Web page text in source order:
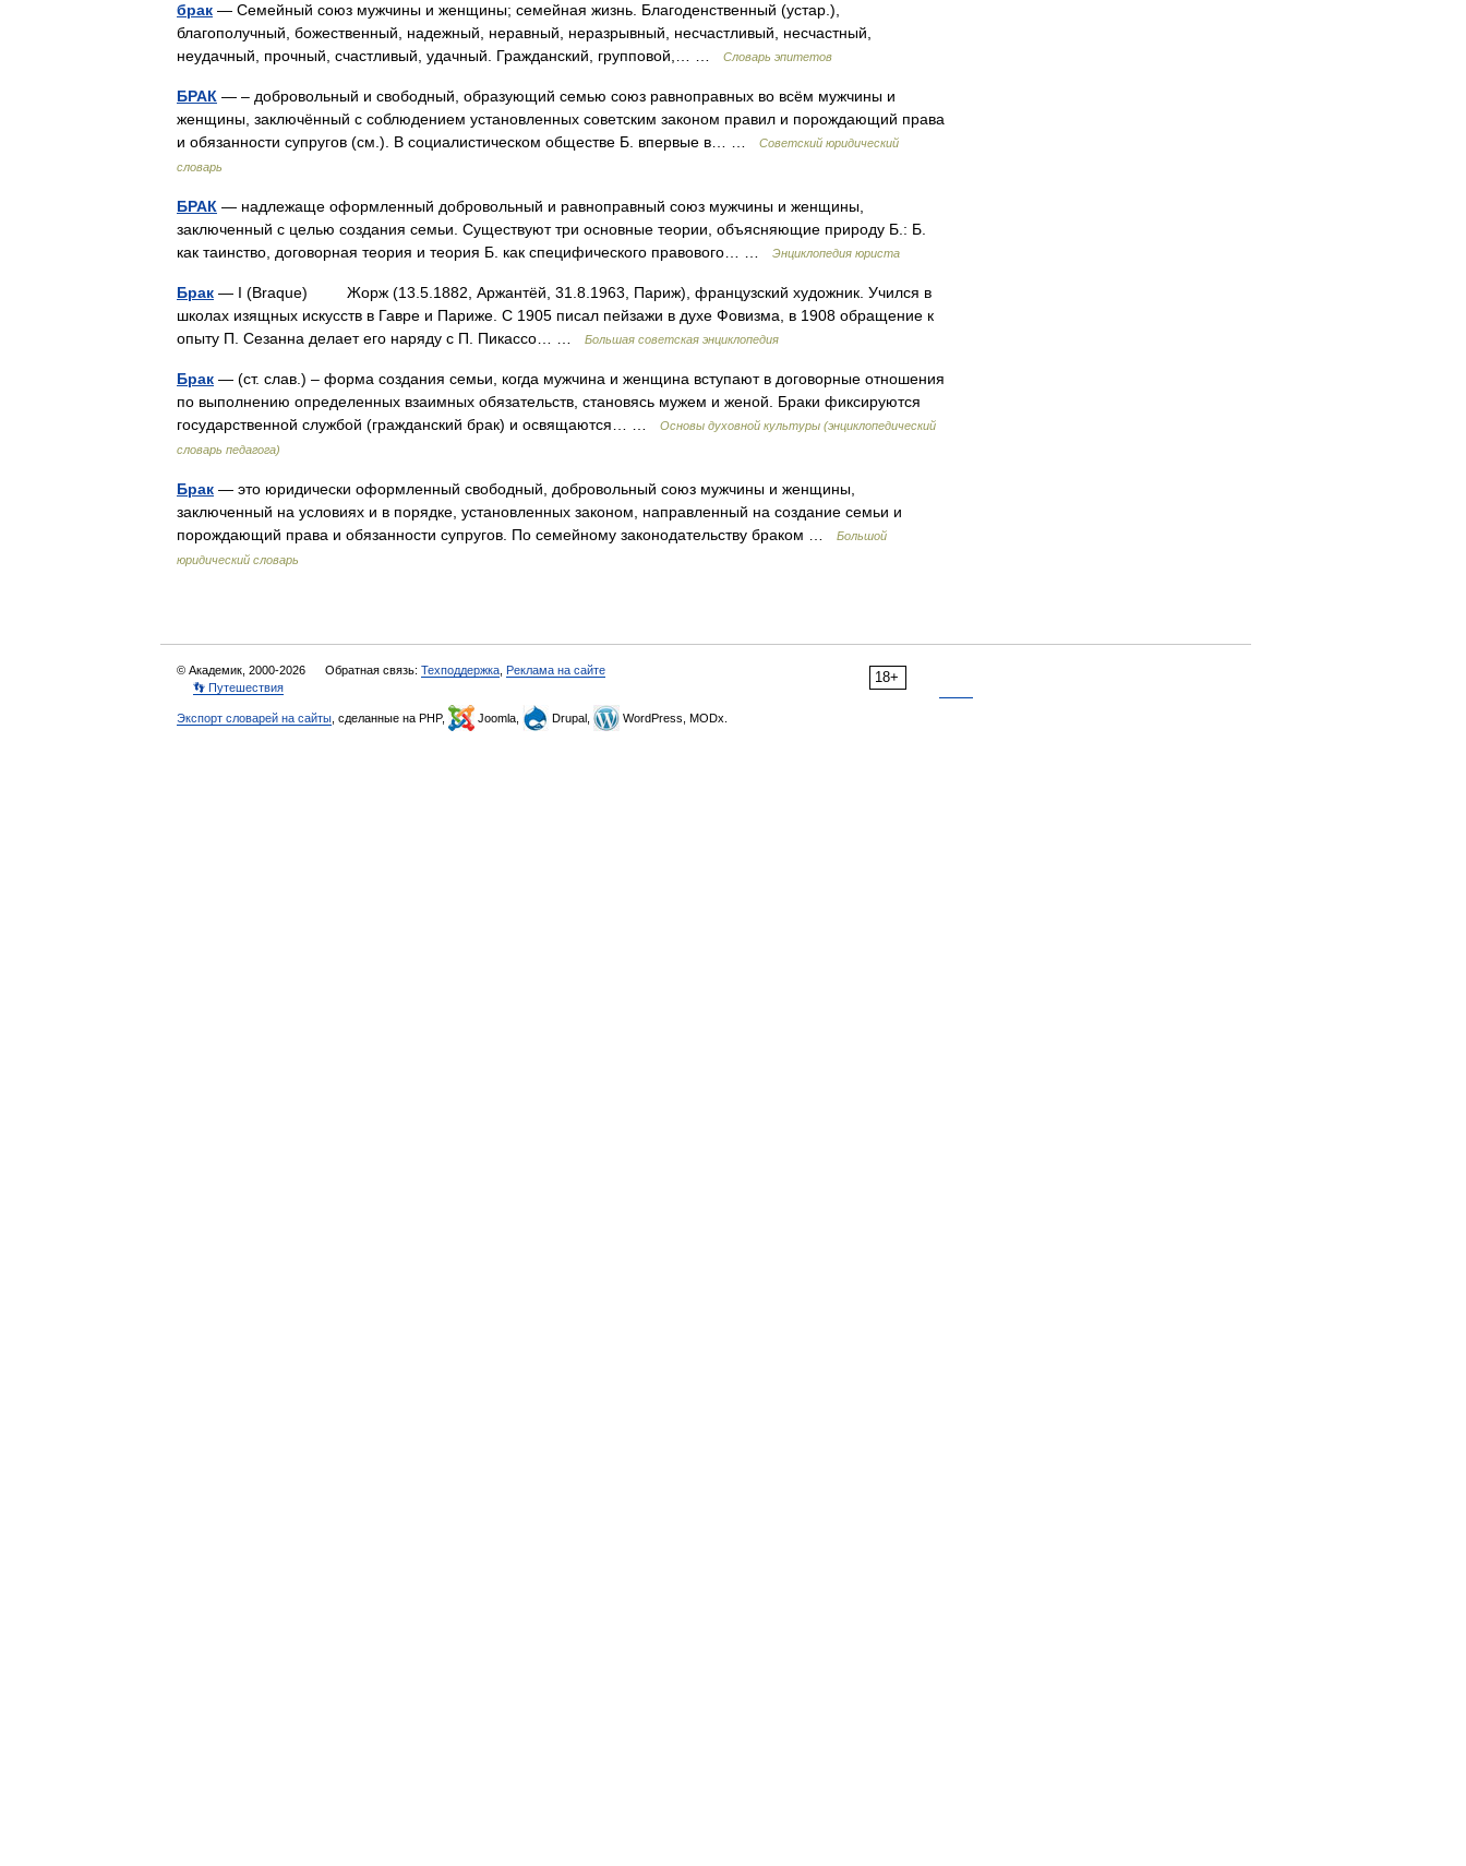
брак — Семейный союз мужчины и женщины; семейная жизнь. Благоденственный (устар.),
благополучный, божественный, надежный, неравный, неразрывный, несчастливый, несчастный,
неудачный, прочный, счастливый, удачный. Гражданский, групповой,… …
Словарь эпитетов
БРАК — – добровольный и свободный, образующий семью союз равноправных во всём мужчины и
женщины, заключённый с соблюдением установленных советским законом правил и порождающий права
и обязанности супругов (см.). В социалистическом обществе Б. впервые в… …
Советский юридический
словарь
БРАК — надлежаще оформленный добровольный и равноправный союз мужчины и женщины,
заключенный с целью создания семьи. Существуют три основные теории, объясняющие природу Б.: Б.
как таинство, договорная теория и теория Б. как специфического правового… …
Энциклопедия юриста
Брак — I (Braque) Жорж (13.5.1882, Аржантёй, 31.8.1963, Париж), французский художник. Учился в
школах изящных искусств в Гавре и Париже. С 1905 писал пейзажи в духе Фовизма, в 1908 обращение к
опыту П. Сезанна делает его наряду с П. Пикассо… …
Большая советская энциклопедия
Брак — (ст. слав.) – форма создания семьи, когда мужчина и женщина вступают в договорные отношения
по выполнению определенных взаимных обязательств, становясь мужем и женой. Браки фиксируются
государственной службой (гражданский брак) и освящаются… …
Основы духовной культуры (энциклопедический
словарь педагога)
Брак — это юридически оформленный свободный, добровольный союз мужчины и женщины,
заключенный на условиях и в порядке, установленных законом, направленный на создание семьи и
порождающий права и обязанности супругов. По семейному законодательству браком …
Большой
юридический словарь
18+
© Академик, 2000-2026 Обратная связь: Техподдержка Реклама на сайте
👣 Путешествия
Экспорт словарей на сайты , сделанные на PHP, Joomla, Drupal, WordPress, MODx.